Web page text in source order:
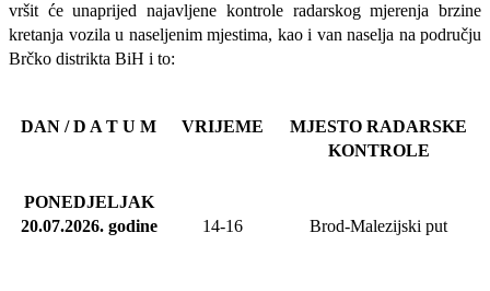
vršit će unaprijed najavljene kontrole radarskog mjerenja brzine
kretanja vozila u naseljenim mjestima, kao i van naselja na području
Brčko distrikta BiH i to:
DAN / D A T U M VRIJEME
MJESTO RADARSKE
KONTROLE
PONEDJELJAK
20.07.2026.godine 14-16 Brod-Malezijski put